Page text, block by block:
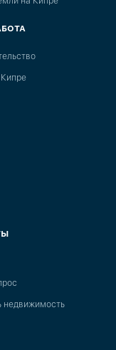
Кипре
недвижимость